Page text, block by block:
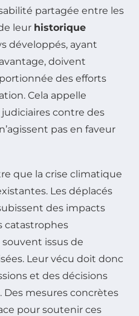
partagée entre les
leur historique
développés, ayant
doivent
des efforts
Cela appelle
contre des
pas en faveur
que la crise climatique
Les déplacés
des impacts
catastrophes
issus de
Leur vécu doit donc
et des décisions
mesures concrètes
pour soutenir ces